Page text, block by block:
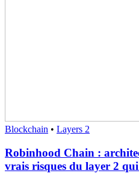
Blockchain • Layers 2
Robinhood Chain :
vrais risques du layer 2